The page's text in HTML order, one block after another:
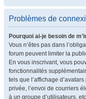
Problèmes de
Pourquoi ai-je besoin de
Vous n’êtes pas dans
forum peuvent limiter la
En vous inscrivant, vous
fonctionnalités
tels que l’affichage
privée, l’envoi de courriers
à un groupe d’utilisateurs,